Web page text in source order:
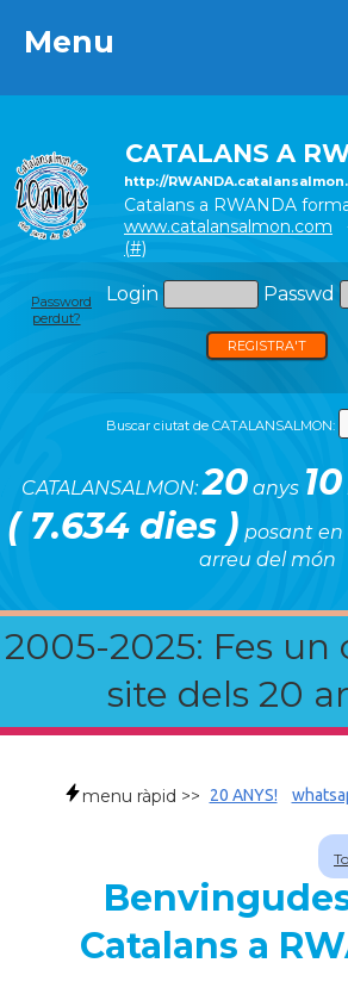
Menu
CATALANS A
http://
Catalans a RWANDA
www.catalansalmon.com
(#)
Login Passwd
Password
perdut?
REGISTRA'T
Buscar ciutat de CATALANSALMON:
CATALANSALMON:20 anys 10
( 7.634 dies ) posant
arreu del món
2005-2025: Fes un
site dels 20
Menu
menu ràpid >> 20 ANYS!
Catalans a